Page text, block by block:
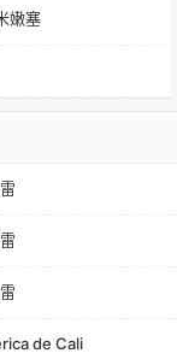
嫩塞
de Cali